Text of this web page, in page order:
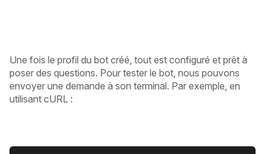
Une fois le profil du bot créé, tout est configuré et prêt à
poser des questions. Pour tester le bot, nous pouvons
envoyer une demande à son terminal. Par exemple, en
utilisant cURL :